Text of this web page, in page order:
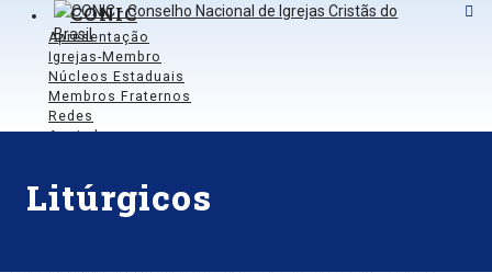
CONIC
Apresentação
Igrejas-Membro
Núcleos Estaduais
Membros Fraternos
Redes
Apoiadores
Notícias
Política de Privacidade e
Litúrgicos